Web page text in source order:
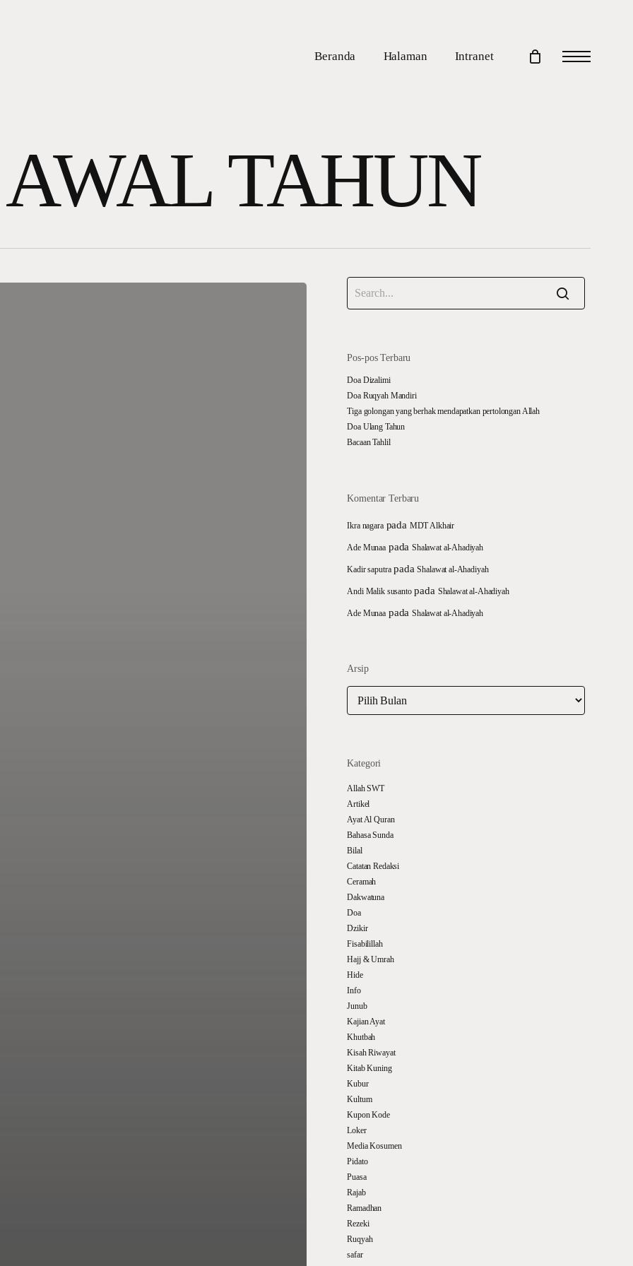
Beranda Halaman Intranet Menu
TAHUN
Pos-pos Terbaru
Doa Dizalimi
Doa Ruqyah Mandiri
Tiga golongan yang berhak mendapatkan pertolongan Allah
Doa Ulang Tahun
Bacaan Tahlil
Komentar Terbaru
Ikra nagarapada MDT Alkhair
Ade Munaa padaShalawat al-Ahadiyah
Kadir saputrapadaShalawat al-Ahadiyah
Andi Malik susantopada Shalawat al-Ahadiyah
Ade Munaa padaShalawat al-Ahadiyah
Arsip
Kategori
Allah SWT
Artikel
Ayat Al Quran
Bahasa Sunda
Bilal
Catatan Redaksi
Ceramah
Dakwatuna
Doa
Dzikir
Fisabilillah
Hajj & Umrah
Hide
Info
Junub
Kajian Ayat
Khutbah
Kisah Riwayat
Kitab Kuning
Kubur
Kultum
Kupon Kode
Loker
Media Kosumen
Pidato
Puasa
Rajab
Ramadhan
Rezeki
Ruqyah
safar